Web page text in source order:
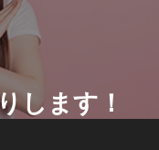
します！